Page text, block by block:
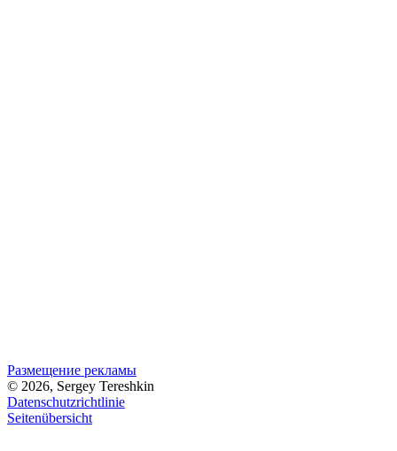
Размещение рекламы
© 2026, Sergey Tereshkin
Datenschutzrichtlinie
Seitenübersicht